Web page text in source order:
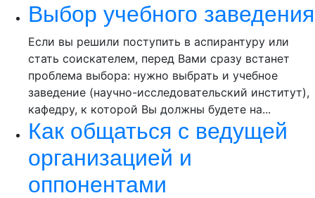
Выбор учебного заведения
Если вы решили поступить в аспирантуру или
стать соискателем, перед Вами сразу встанет
проблема выбора: нужно выбрать и учебное
заведение (научно-исследовательский институт),
кафедру, к которой Вы должны будете на...
Как общаться с ведущей
организацией и
оппонентами